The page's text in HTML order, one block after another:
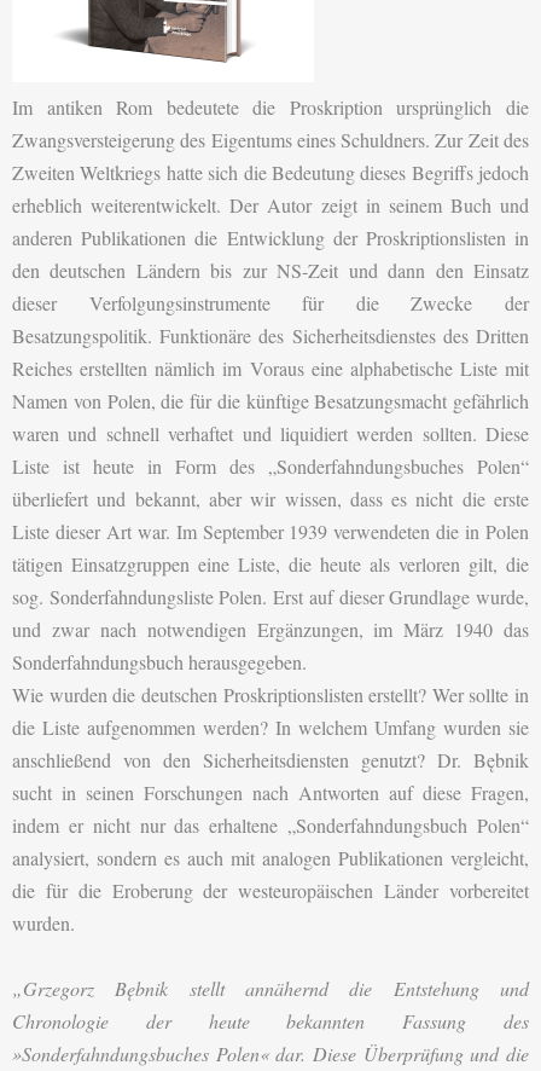
Im antiken Rom bedeutete die Proskription ursprünglich die
Zwangsversteigerung des Eigentums eines Schuldners. Zur Zeit des
Zweiten Weltkriegs hatte sich die Bedeutung dieses Begriffs jedoch
erheblich weiterentwickelt. Der Autor zeigt in seinem Buch und
anderen Publikationen die Entwicklung der Proskriptionslisten in
den deutschen Ländern bis zur NS-Zeit und dann den Einsatz
dieser Verfolgungsinstrumente für die Zwecke der
Besatzungspolitik. Funktionäre des Sicherheitsdienstes des Dritten
Reiches erstellten nämlich im Voraus eine alphabetische Liste mit
Namen von Polen, die für die künftige Besatzungsmacht gefährlich
waren und schnell verhaftet und liquidiert werden sollten. Diese
Liste ist heute in Form des „Sonderfahndungsbuches Polen“
überliefert und bekannt, aber wir wissen, dass es nicht die erste
Liste dieser Art war. Im September 1939 verwendeten die in Polen
tätigen Einsatzgruppen eine Liste, die heute als verloren gilt, die
sog. Sonderfahndungsliste Polen. Erst auf dieser Grundlage wurde,
und zwar nach notwendigen Ergänzungen, im März 1940 das
Sonderfahndungsbuch herausgegeben.
Wie wurden die deutschen Proskriptionslisten erstellt? Wer sollte in
die Liste aufgenommen werden? In welchem Umfang wurden sie
anschließend von den Sicherheitsdiensten genutzt? Dr. Bębnik
sucht in seinen Forschungen nach Antworten auf diese Fragen,
indem er nicht nur das erhaltene „Sonderfahndungsbuch Polen“
analysiert, sondern es auch mit analogen Publikationen vergleicht,
die für die Eroberung der westeuropäischen Länder vorbereitet
wurden.
„Grzegorz Bębnik stellt annähernd die Entstehung und
Chronologie der heute bekannten Fassung des
»Sonderfahndungsbuches Polen« dar. Diese Überprüfung und die